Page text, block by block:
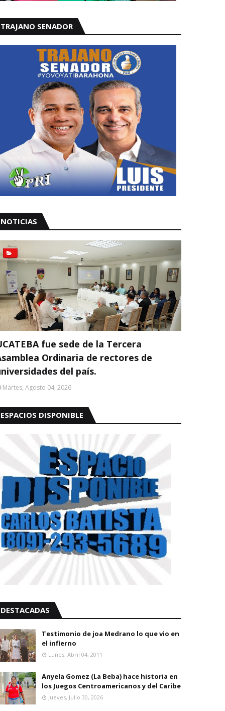
TRAJANO SENADOR
NOTICIAS
fue sede de la Tercera
Ordinaria de rectores de
del país.
Martes, Agosto 04, 2026
ESPACIOS DISPONIBLE
DESTACADAS
Testimonio de joa Medrano lo que vio en
el infierno
Lunes, Abril 04, 2011
Anyela Gomez (La Beba) hace historia en
los Juegos Centroamericanos y del Caribe
Jueves, Julio 30, 2026